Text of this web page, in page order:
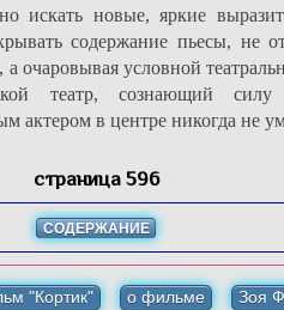
искать новые, яркие
содержание пьесы, не
очаровывая условной
театр, сознающий силу
актером в центре никогда не
страница 596
СОДЕРЖАНИЕ
"Кортик" о фильме Зоя